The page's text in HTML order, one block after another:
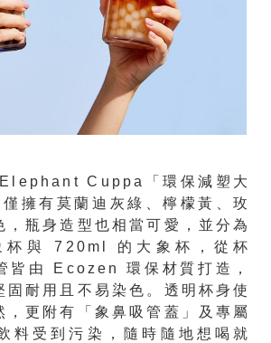
Cuppa「環保減塑大
擁有莫蘭迪灰綠、檸檬黃、玫
，瓶身造型也相當可愛，並分為
與 720ml 的大象杯，從杯
皆由 Ecozen 環保材質打造，
固耐用且不易染色。透明杯身使
，更附有「象鼻吸管蓋」及專屬
料受到污染，隨時隨地想喝就